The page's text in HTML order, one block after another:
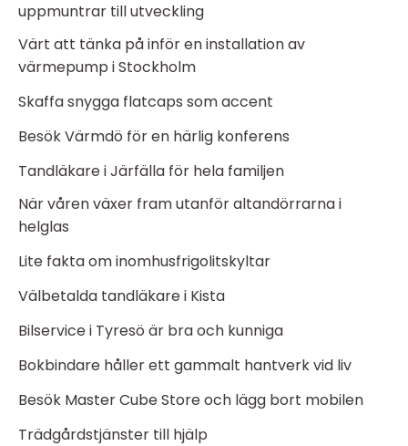
uppmuntrar till utveckling
Värt att tänka på inför en installation av
värmepump i Stockholm
Skaffa snygga flatcaps som accent
Besök Värmdö för en härlig konferens
Tandläkare i Järfälla för hela familjen
När våren växer fram utanför altandörrarna i
helglas
Lite fakta om inomhusfrigolitskyltar
Välbetalda tandläkare i Kista
Bilservice i Tyresö är bra och kunniga
Bokbindare håller ett gammalt hantverk vid liv
Besök Master Cube Store och lägg bort mobilen
Trädgårdstjänster till hjälp